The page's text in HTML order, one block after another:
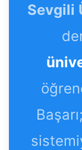
Sevgili